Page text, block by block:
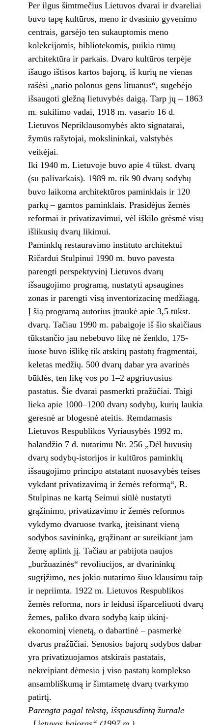
Per ilgus šimtmečius Lietuvos dvarai ir dvareliai
buvo tapę kultūros, meno ir dvasinio gyvenimo
centrais, garsėjo ten sukauptomis meno
kolekcijomis, bibliotekomis, puikia rūmų
architektūra ir parkais. Dvaro kultūros terpėje
išaugo ištisos kartos bajorų, iš kurių ne vienas
rašėsi „natio polonus gens lituanus“, sugebėjo
išsaugoti gležną lietuvybės daigą. Tarp jų – 1863
m. sukilimo vadai, 1918 m. vasario 16 d.
Lietuvos Nepriklausomybės akto signatarai,
žymūs rašytojai, mokslininkai, valstybės
veikėjai.
Iki 1940 m. Lietuvoje buvo apie 4 tūkst. dvarų
(su palivarkais). 1989 m. tik 90 dvarų sodybų
buvo laikoma architektūros paminklais ir 120
parkų – gamtos paminklais. Prasidėjus žemės
reformai ir privatizavimui, vėl iškilo grėsmė visų
išlikusių dvarų likimui.
Paminklų restauravimo instituto architektui
Ričardui Stulpinui 1990 m. buvo pavesta
parengti perspektyvinį Lietuvos dvarų
išsaugojimo programą, nustatyti apsaugines
zonas ir parengti visą inventorizacinę medžiagą.
Į šią programą autorius įtraukė apie 3,5 tūkst.
dvarų. Tačiau 1990 m. pabaigoje iš šio skaičiaus
tūkstančio jau nebebuvo likę nė ženklo, 175-
iuose buvo išlikę tik atskirų pastatų fragmentai,
keletas medžių. 500 dvarų dabar yra avarinės
būklės, ten likę vos po 1–2 apgriuvusius
pastatus. Šie dvarai pasmerkti pražūčiai. Taigi
lieka apie 1000–1200 dvarų sodybų, kurių laukia
geresnė ar blogesnė ateitis. Remdamasis
Lietuvos Respublikos Vyriausybės 1992 m.
balandžio 7 d. nutarimu Nr. 256 „Dėl buvusių
dvarų sodybų-istorijos ir kultūros paminklų
išsaugojimo principo atstatant nuosavybės teises
vykdant privatizavimą ir žemės reformą“, R.
Stulpinas ne kartą Seimui siūlė nustatyti
grąžinimo, privatizavimo ir žemės reformos
vykdymo dvaruose tvarką, įteisinant vieną
sodybos savininką, grąžinant ar suteikiant jam
žemę aplink jį. Tačiau ar pabijota naujos
„buržuazinės“ revoliucijos, ar dvarininkų
sugrįžimo, nes jokio nutarimo šiuo klausimu taip
ir nepriimta. 1922 m. Lietuvos Respublikos
žemės reforma, nors ir leidusi išparceliuoti dvarų
žemes, paliko dvaro sodybą kaip ūkinį-
ekonominį vienetą, o dabartinė – pasmerkė
dvarus pražūčiai. Senosios bajorų sodybos dabar
yra privatizuojamos atskirais pastatais,
nekreipiant dėmesio į viso pastatų komplekso
ansambliškumą ir šimtametę dvarų tvarkymo
patirtį.
Parengta pagal tekstą, išspausdintą žurnale